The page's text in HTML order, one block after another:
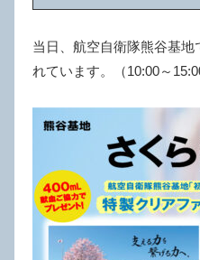
当日、航空自衛隊熊谷基地
れています。（10:00～